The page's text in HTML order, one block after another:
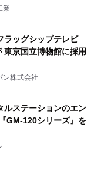
業
ラッグシップテレビ
東京国立博物館に採用
ン株式会社
ルステーションのエン
GM-120シリーズ』を